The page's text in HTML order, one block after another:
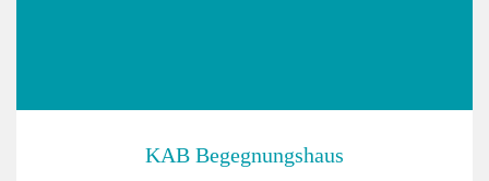
KAB Begegnungshaus